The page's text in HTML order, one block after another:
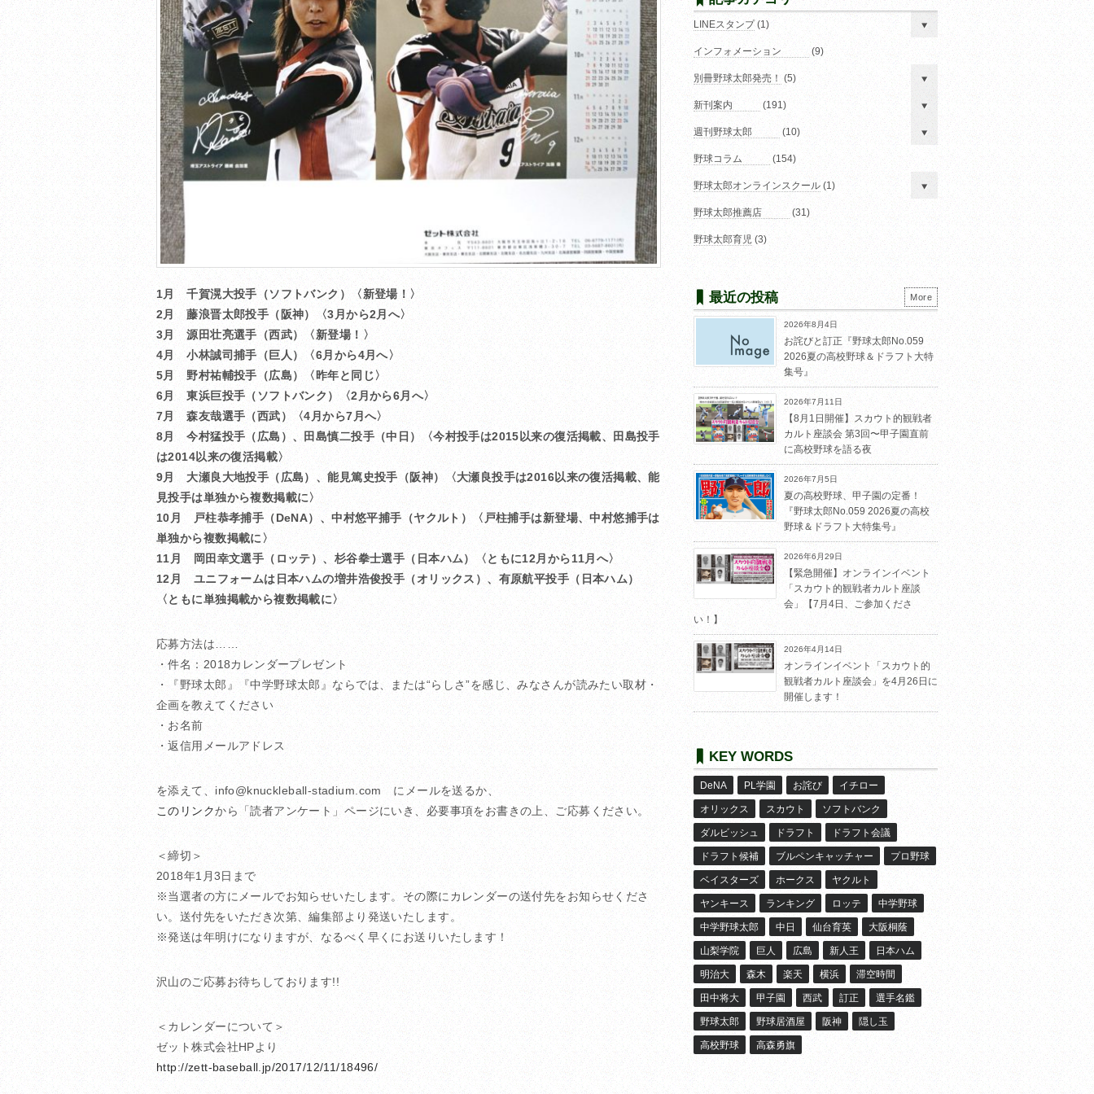
1月 千賀滉大投手（ソフトバンク）〈新登場！〉
2月藤浪晋太郎投手（阪神）〈3月から2月へ〉
3月 源田壮亮選手（西武）
〈新登場！〉
4月 小林誠司捕手（巨人）〈6月から4月へ〉
5月 野村祐輔投手（広島）〈昨年と同じ〉
6月 東浜巨投手（ソフトバンク）〈2月から6月へ〉
7月 森友哉選手（西武）〈4月から7月へ〉
8月 今村猛投手（広島）、田島慎二投手（中日）〈今村投手は2015以来の復活掲載、田島投手
は2014以来の復活掲載〉
9月 大瀬良大地投手（広島）、能見篤史投手（阪神）〈大瀬良投手は2016以来の復活掲載、能
見投手は単独から複数掲載に〉
10月 戸柱恭孝捕手（DeNA）、中村悠平捕手（ヤクルト）〈戸柱捕手は新登場、中村悠捕手は
単独から複数掲載に〉
11月 岡田幸文選手（ロッテ）、杉谷拳士選手（日本ハム）〈ともに12月から11月へ〉
12月 ユニフォームは日本ハムの増井浩俊投手（オリックス）、有原航平投手（日本ハム）
〈ともに単独掲載から複数掲載に〉
応募方法は……
・件名：2018カレンダープレゼント
・『野球太郎』『中学野球太郎』ならでは、または“らしさ”を感じ、みなさんが読みたい取材・
企画を教えてください
・お名前
・返信用メールアドレス
を添えて、info@knuckleball-stadium.com にメールを送るか、
このリンクから「読者アンケート」ページにいき、必要事項をお書きの上、ご応募ください。
＜締切＞
2018年1月3日まで
※当選者の方にメールでお知らせいたします。その際にカレンダーの送付先をお知らせくださ
い。送付先をいただき次第、編集部より発送いたします。
※発送は年明けになりますが、なるべく早くにお送りいたします！
沢山のご応募お待ちしております!!
＜カレンダーについて＞
ゼット株式会社HPより
http://zett-baseball.jp/2017/12/11/18496/
LINEスタンプ(1)
インフォメーション (9)
別冊野球太郎発売！ (5)
新刊案内 (191)
週刊野球太郎 (10)
野球コラム (154)
野球太郎オンラインスクール (1)
野球太郎推薦店 (31)
野球太郎育児 (3)
最近の投稿
2026年8月4日
お詫びと訂正『野球太郎No.059
2026夏の高校野球＆ドラフト大特
集号』
2026年7月11日
【8月1日開催】スカウト的観戦者
カルト座談会 第3回〜甲子園直前
に高校野球を語る夜
2026年7月5日
夏の高校野球、甲子園の定番！
『野球太郎No.059 2026夏の高校
野球＆ドラフト大特集号』
2026年6月29日
【緊急開催】オンラインイベント
「スカウト的観戦者カルト座談
会」【7月4日、ご参加くださ
い！】
2026年4月14日
オンラインイベント「スカウト的
観戦者カルト座談会」を4月26日に
開催します！
More
KEY WORDS
DeNA PL学園 お詫び イチロー
オリックス スカウト ソフトバンク
ダルビッシュ ドラフト ドラフト会議
ドラフト候補 ブルペンキャッチャー プロ野球
ベイスターズ ホークス ヤクルト
ヤンキース ランキング ロッテ 中学野球
中学野球太郎 中日 仙台育英 大阪桐蔭
山梨学院 巨人 広島 新人王 日本ハム
明治大 森木 楽天 横浜 滞空時間
田中将大 甲子園 西武 訂正 選手名鑑
野球太郎 野球居酒屋 阪神 隠し玉
高校野球 高森勇旗